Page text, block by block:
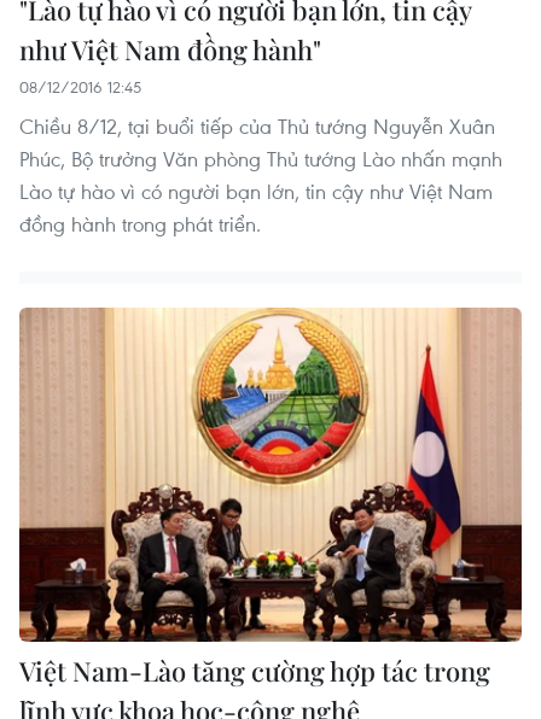
"Lào tự hào vì có người bạn lớn, tin cậy
như Việt Nam đồng hành"
08/12/2016 12:45
Chiều 8/12, tại buổi tiếp của Thủ tướng Nguyễn Xuân
Phúc, Bộ trưởng Văn phòng Thủ tướng Lào nhấn mạnh
Lào tự hào vì có người bạn lớn, tin cậy như Việt Nam
đồng hành trong phát triển.
Việt Nam-Lào tăng cường hợp tác trong
lĩnh vực khoa học-công nghệ